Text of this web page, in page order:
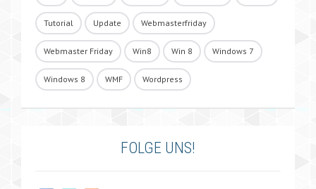
Tutorial Update Webmasterfriday
Webmaster Friday Win8 Win 8 Windows 7
Windows 8 WMF Wordpress
FOLGE UNS!